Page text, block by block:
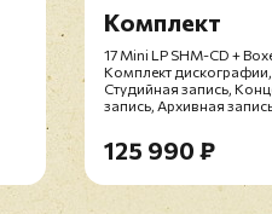
Комплект
17 Mini LP SHM-CD +
Комплект дискографии,
Студийная запись,
запись, Архивная
125 990 ₽